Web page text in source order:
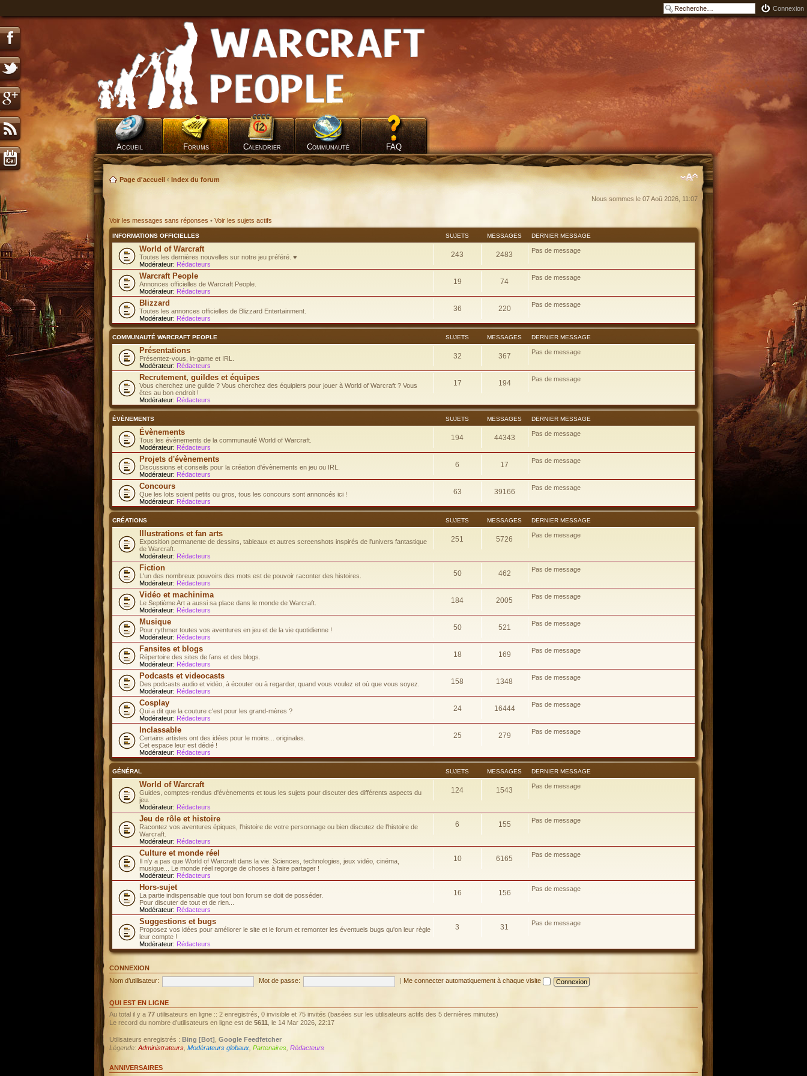
Connexion
Accueil Forums Calendrier Communauté FAQ
Page d'accueil ‹ Index du forum
Nous sommes le 07 Aoû 2026, 11:07
Voir les messages sans réponses • Voir les sujets actifs
INFORMATIONS OFFICIELLES SUJETS MESSAGES DERNIER MESSAGE
World of Warcraft
Toutes les dernières nouvelles sur notre jeu préféré. ♥
Modérateur: Rédacteurs
243 2483 Pas de message
Warcraft People
Annonces officielles de Warcraft People.
Modérateur: Rédacteurs
19 74 Pas de message
Blizzard
Toutes les annonces officielles de Blizzard Entertainment.
Modérateur: Rédacteurs
36 220 Pas de message
COMMUNAUTÉ WARCRAFT PEOPLE SUJETS MESSAGES DERNIER MESSAGE
Présentations
Présentez-vous, in-game et IRL.
Modérateur: Rédacteurs
32 367 Pas de message
Recrutement, guildes et équipes
Vous cherchez une guilde ? Vous cherchez des équipiers pour jouer à World of Warcraft ? Vous
êtes au bon endroit !
Modérateur: Rédacteurs
17 194 Pas de message
ÉVÈNEMENTS SUJETS MESSAGES DERNIER MESSAGE
Évènements
Tous les évènements de la communauté World of Warcraft.
Modérateur: Rédacteurs
194 44343 Pas de message
Projets d'évènements
Discussions et conseils pour la création d'évènements en jeu ou IRL.
Modérateur: Rédacteurs
6 17 Pas de message
Concours
Que les lots soient petits ou gros, tous les concours sont annoncés ici !
Modérateur: Rédacteurs
63 39166 Pas de message
CRÉATIONS SUJETS MESSAGES DERNIER MESSAGE
Illustrations et fan arts
Exposition permanente de dessins, tableaux et autres screenshots inspirés de l'univers fantastique
de Warcraft.
Modérateur: Rédacteurs
251 5726 Pas de message
Fiction
L'un des nombreux pouvoirs des mots est de pouvoir raconter des histoires.
Modérateur: Rédacteurs
50 462 Pas de message
Vidéo et machinima
Le Septième Art a aussi sa place dans le monde de Warcraft.
Modérateur: Rédacteurs
184 2005 Pas de message
Musique
Pour rythmer toutes vos aventures en jeu et de la vie quotidienne !
Modérateur: Rédacteurs
50 521 Pas de message
Fansites et blogs
Répertoire des sites de fans et des blogs.
Modérateur: Rédacteurs
18 169 Pas de message
Podcasts et videocasts
Des podcasts audio et vidéo, à écouter ou à regarder, quand vous voulez et où que vous soyez.
Modérateur: Rédacteurs
158 1348 Pas de message
Cosplay
Qui a dit que la couture c'est pour les grand-mères ?
Modérateur: Rédacteurs
24 16444 Pas de message
Inclassable
Certains artistes ont des idées pour le moins... originales.
Cet espace leur est dédié !
Modérateur: Rédacteurs
25 279 Pas de message
GÉNÉRAL SUJETS MESSAGES DERNIER MESSAGE
World of Warcraft
Guides, comptes-rendus d'évènements et tous les sujets pour discuter des différents aspects du
jeu.
Modérateur: Rédacteurs
124 1543 Pas de message
Jeu de rôle et histoire
Racontez vos aventures épiques, l'histoire de votre personnage ou bien discutez de l'histoire de
Warcraft.
Modérateur: Rédacteurs
6 155 Pas de message
Culture et monde réel
Il n'y a pas que World of Warcraft dans la vie. Sciences, technologies, jeux vidéo, cinéma,
musique... Le monde réel regorge de choses à faire partager !
Modérateur: Rédacteurs
10 6165 Pas de message
Hors-sujet
La partie indispensable que tout bon forum se doit de posséder.
Pour discuter de tout et de rien...
Modérateur: Rédacteurs
16 156 Pas de message
Suggestions et bugs
Proposez vos idées pour améliorer le site et le forum et remonter les éventuels bugs qu'on leur règle
leur compte !
Modérateur: Rédacteurs
3 31 Pas de message
CONNEXION
Nom d’utilisateur:
Mot de passe: Me connecter automatiquement à chaque visite
QUI EST EN LIGNE
Au total il y a 77 utilisateurs en ligne :: 2 enregistrés, 0 invisible et 75 invités (basées sur les utilisateurs actifs des 5 dernières minutes)
Le record du nombre d’utilisateurs en ligne est de 5611 , le 14 Mar 2026, 22:17
Utilisateurs enregistrés : Bing [Bot] Google Feedfetcher
Légende: Administrateurs Modérateurs globaux Partenaires Rédacteurs
ANNIVERSAIRES